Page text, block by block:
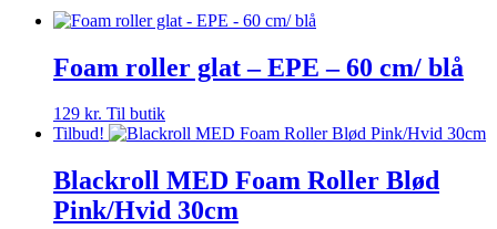
Foam roller glat – EPE – 60 cm/ blå
129 kr. Til butik
Tilbud!
Blackroll MED Foam Roller Blød
Pink/Hvid 30cm